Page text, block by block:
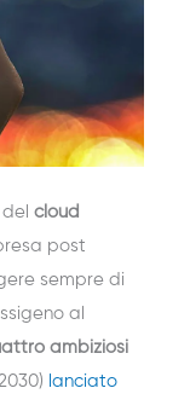
cloud
post
sempre di
al
ambiziosi
lanciato